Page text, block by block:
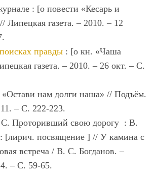
: [о повести «Кесарь и
Липецкая газета. – 2010. – 12
правды : [о кн. «Чаша
газета. – 2010. – 26 окт. – С.
нам долги наша» // Подъём.
– С. 222-223.
С. Проторивший свою дорогу : В.
[лирич. посвящение ] // У камина с
встреча / В. С. Богданов. –
– С. 59-65.